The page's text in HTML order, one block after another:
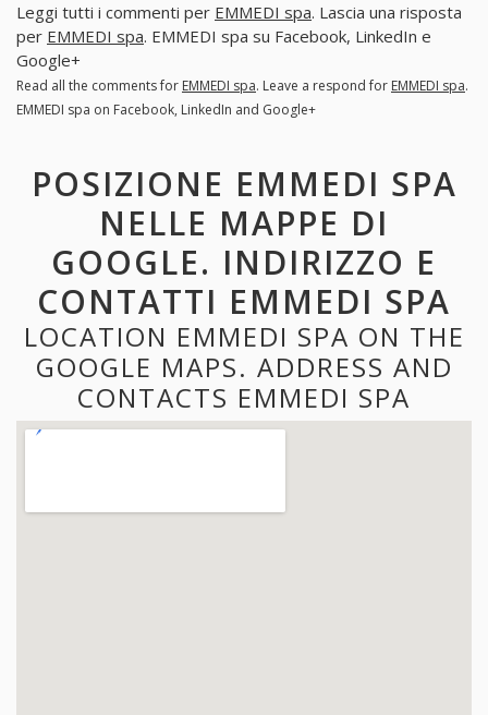
Leggi tutti i commenti per EMMEDI spa. Lascia una risposta
per EMMEDI spa. EMMEDI spa su Facebook, LinkedIn e
Google+
Read all the comments for EMMEDI spa. Leave a respond for EMMEDI spa.
EMMEDI spa on Facebook, LinkedIn and Google+
POSIZIONE EMMEDI SPA
NELLE MAPPE DI
GOOGLE. INDIRIZZO E
CONTATTI EMMEDI SPA
LOCATION EMMEDI SPA ON THE
GOOGLE MAPS. ADDRESS AND
CONTACTS EMMEDI SPA